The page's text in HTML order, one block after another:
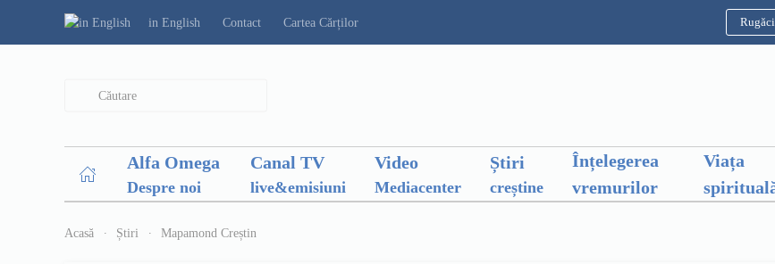
in English Contact Cartea Cărților
Alfa Omega
Despre noi
Canal TV
live&emisiuni
Video
Mediacenter
Știri
creștine
Înțelegerea
vremurilor
Viața
Acasă Știri Mapamond Creștin